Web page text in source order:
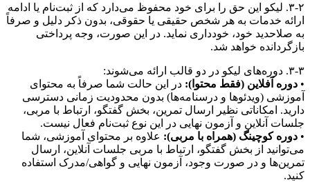
۳-۲. لیکو این حق را برای خود محفوظ می‌دارد که از ثبت‌نام یا ادامه
ارائه خدمات به هر شخص حقیقی یا حقوقی، بدون ذکر دلیل و صرفاً
به صلاحدید خود، خودداری نماید. در این صورت، وجه پرداختی
بازگردانده خواهد شد.
۳-۳. دوره‌های لیکو در دو قالب ارائه می‌شوند:
• دوره آفلاین (فقط محتوا): در این حالت شما صرفاً به محتوای
آموزشی (ویدئوها و درسنامه‌ها) بدون محدودیت زمانی دسترسی
دارید. امکاناتی نظیر ارسال تمرین، بخش گفتگو، ارتباط با مربی،
جلسات آنلاین و آزمون نهایی در این نوع ثبت‌نام فعال نیست.
• دوره کوچینگ (همراه با مربی): علاوه بر محتوای آموزشی، شما
می‌توانید از بخش گفتگو، ارتباط با مربی جلسات آنلاین، ارسال
تمرین‌ها و در صورت وجود، آزمون نهایی و گواهی/مدرک استفاده
کنید.